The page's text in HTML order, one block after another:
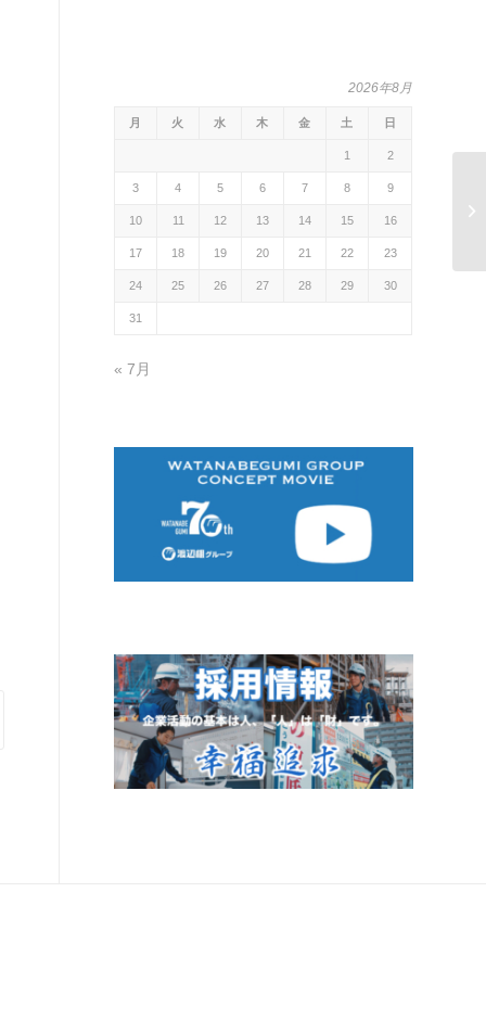
2026年8月
月 火 水 木 金 土 日
1 2
3 4 5 6 7 8 9
10 11 12 13 14 15 16
17 18 19 20 21 22 23
24 25 26 27 28 29 30
31
« 7月